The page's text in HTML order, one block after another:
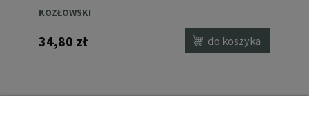
KOZŁOWSKI
34,80 zł do koszyka